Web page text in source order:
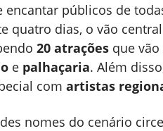
encantar públicos de
quatro dias, o vão
20 atrações que
e palhaçaria. Além
com artistas
nomes do cenário